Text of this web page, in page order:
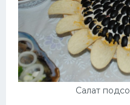
Салат